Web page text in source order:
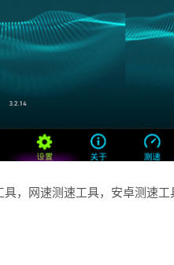
，网速测速工具，安卓测速